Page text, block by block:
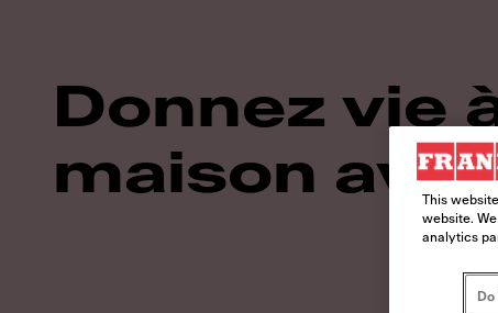
Donnez vie
maison
This
website.
analytics